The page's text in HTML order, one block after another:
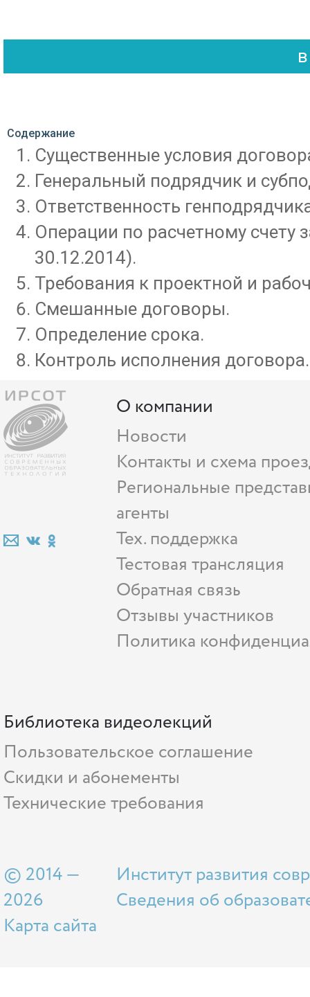
Содержание
Существенные условия
Генеральный подрядчик и
Ответственность
Операции по расчетному счету
30.12.2014).
Требования к проектной и
Смешанные договоры.
Определение срока.
Контроль исполнения договора.
О компании
Новости
Контакты и схема
Региональные
агенты
Тех. поддержка
Тестовая трансляция
Обратная связь
Отзывы участников
Политика
Библиотека видеолекций
Пользовательское соглашение
Скидки и абонементы
Технические требования
© 2014 —
2026
Карта сайта
Институт развития
Сведения об